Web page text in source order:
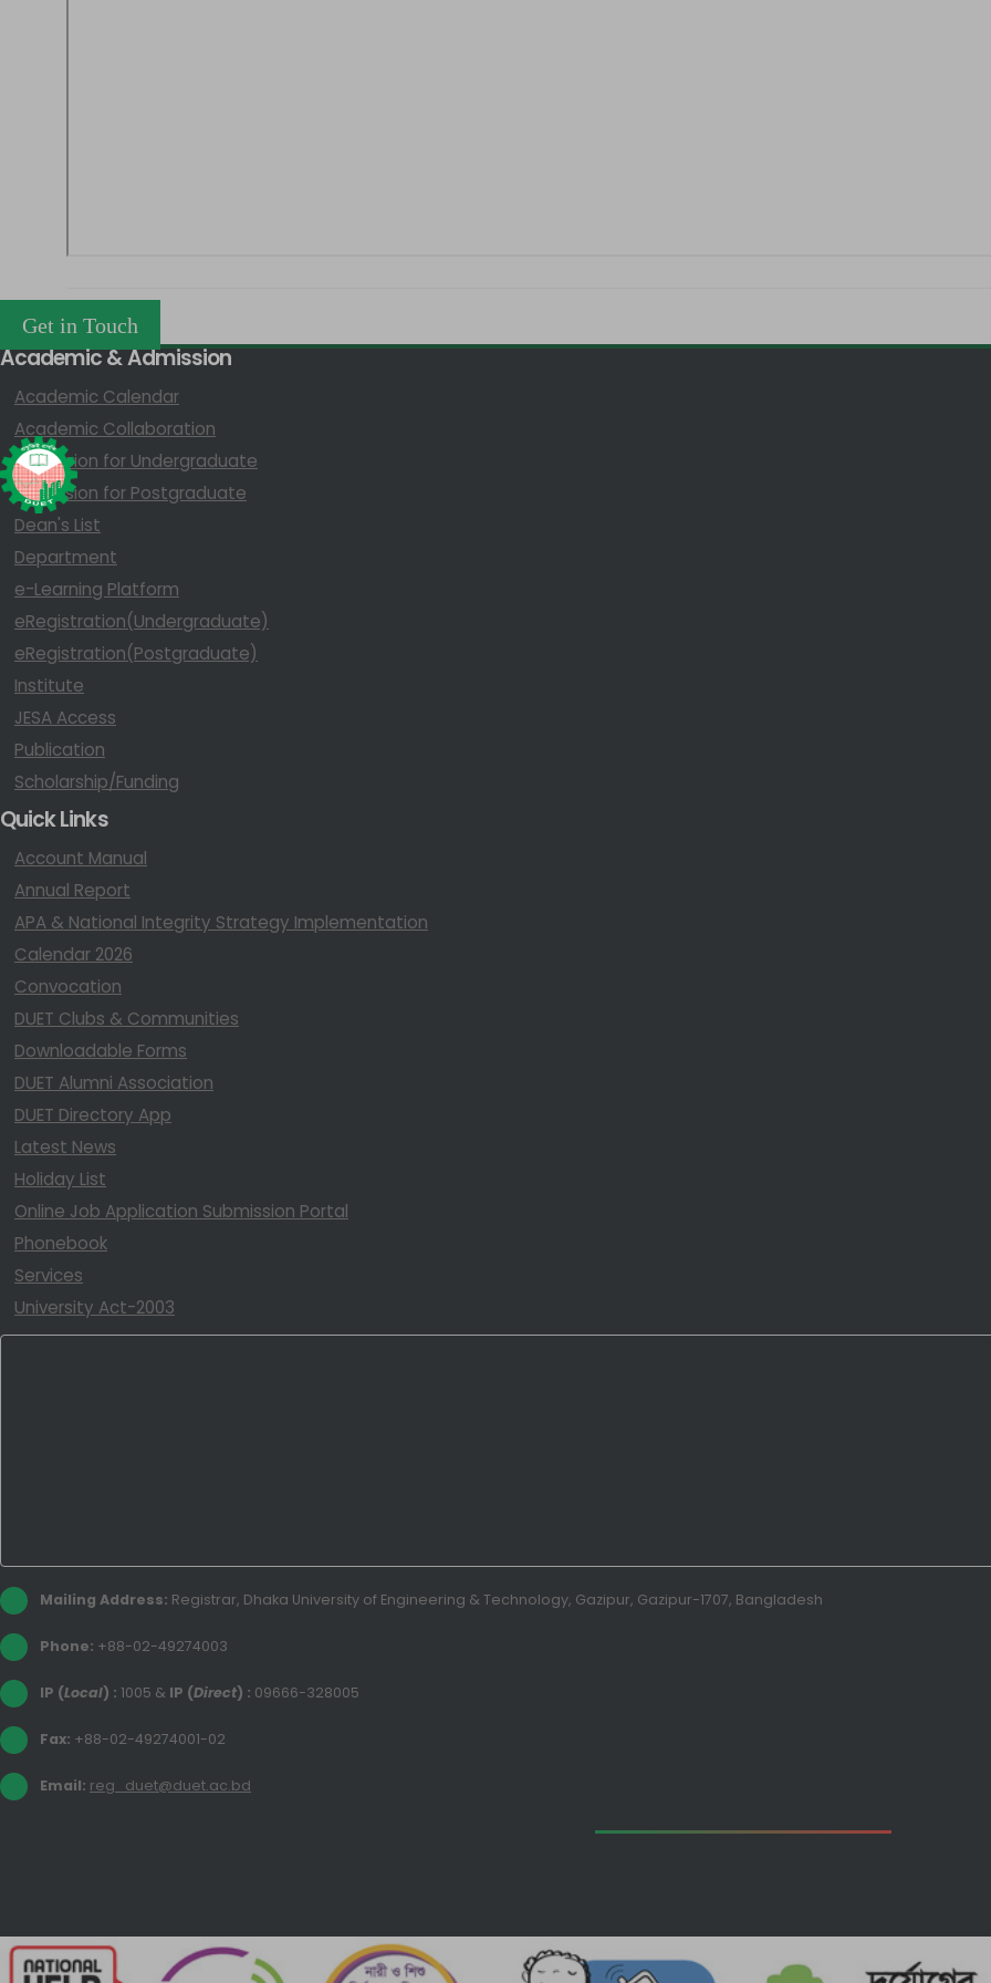
Get in Touch
Academic & Admission
Academic Calendar
Academic Collaboration
Admission for Undergraduate
Admission for Postgraduate
Dean's List
Department
e-Learning Platform
eRegistration(Undergraduate)
eRegistration(Postgraduate)
Institute
JESA Access
Publication
Scholarship/Funding
Quick Links
Account Manual
Annual Report
APA & National Integrity Strategy Implementation
Calendar 2026
Convocation
DUET Clubs & Communities
Downloadable Forms
DUET Alumni Association
DUET Directory App
Latest News
Holiday List
Online Job Application Submission Portal
Phonebook
Services
University Act-2003
Mailing Address: Registrar, Dhaka University of Engineering & Technology, Gazipur, Gazipur-1707, Bangladesh
Phone: +88-02-49274003
IP (Local) : 1005 & IP (Direct) : 09666-328005
Fax: +88-02-49274001-02
Email: reg_duet@duet.ac.bd